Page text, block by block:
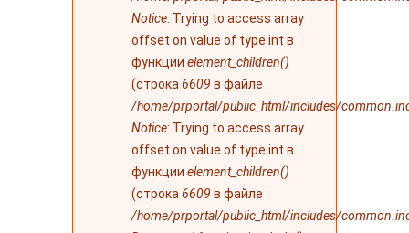
Notice: Trying to access array
offset on value of type int в
функции element_children()
(строка 6609 в файле
/home/prportal/public_html/includes/
Notice: Trying to access array
offset on value of type int в
функции element_children()
(строка 6609 в файле
/home/prportal/public_html/includes/